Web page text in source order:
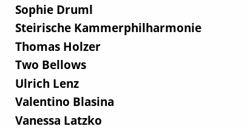
Sophie Druml
Steirische Kammerphilharmonie
Thomas Holzer
Two Bellows
Ulrich Lenz
Valentino Blasina
Vanessa Latzko